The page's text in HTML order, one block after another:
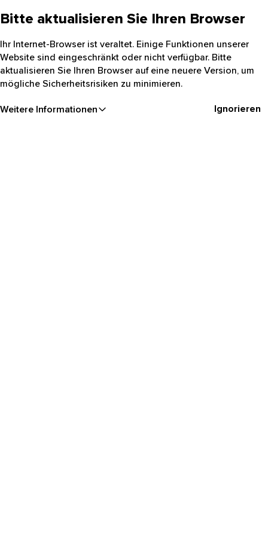
Bitte aktualisieren Sie Ihren Browser
Ihr Internet-Browser ist veraltet. Einige Funktionen unserer
Website sind eingeschränkt oder nicht verfügbar. Bitte
aktualisieren Sie Ihren Browser auf eine neuere Version, um
mögliche Sicherheitsrisiken zu minimieren.
Weitere Informationen Ignorieren